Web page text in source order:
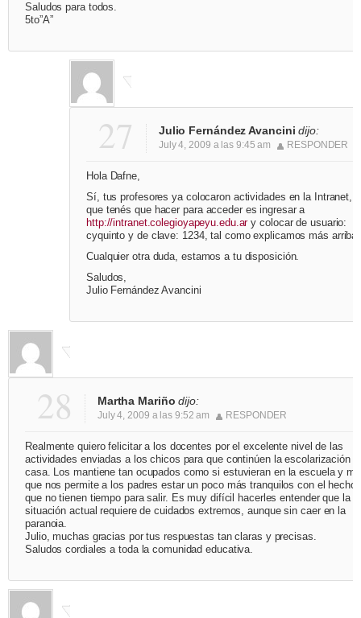
Saludos para todos.
5to”A”
27 Julio Fernández Avancini dijo:
July 4, 2009 a las 9:45 am RESPONDER
Hola Dafne,
Sí, tus profesores ya colocaron actividades en la Intranet,
que tenés que hacer para acceder es ingresar a
http://intranet.colegioyapeyu.edu.ary colocar de usuario:
cyquinto y de clave: 1234, tal como explicamos más arriba.
Cualquier otra duda, estamos a tu disposición.
Saludos,
Julio Fernández Avancini
28 Martha Mariño dijo:
July 4, 2009 a las 9:52 am RESPONDER
Realmente quiero felicitar a los docentes por el excelente nivel de las
actividades enviadas a los chicos para que continúen la escolarización
casa. Los mantiene tan ocupados como si estuvieran en la escuela y
que nos permite a los padres estar un poco más tranquilos con el hecho
que no tienen tiempo para salir. Es muy difícil hacerles entender que la
situación actual requiere de cuidados extremos, aunque sin caer en la
paranoia.
Julio, muchas gracias por tus respuestas tan claras y precisas.
Saludos cordiales a toda la comunidad educativa.